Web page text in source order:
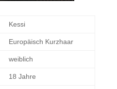
Kessi
Europäisch Kurzhaar
weiblich
18 Jahre